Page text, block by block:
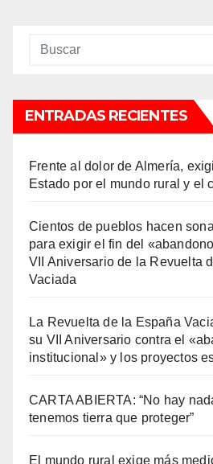
ENTRADAS RECIENTES
Frente al dolor de Almería,
Estado por el mundo rural y el
Cientos de pueblos hacen
para exigir el fin del
VII Aniversario de la Revuelta
Vaciada
La Revuelta de la España
su VII Aniversario contra el
institucional» y los proyectos
CARTA ABIERTA: “No hay
tenemos tierra que proteger”
El mundo rural exige más